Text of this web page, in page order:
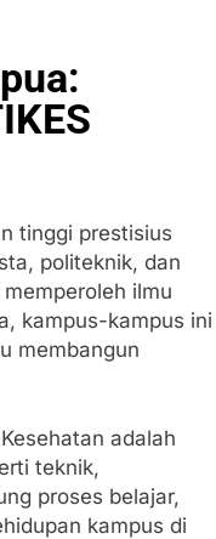
tinggi prestisius
politeknik, dan
ilmu
kampus-kampus ini
membangun
adalah
teknik,
proses belajar,
kampus di